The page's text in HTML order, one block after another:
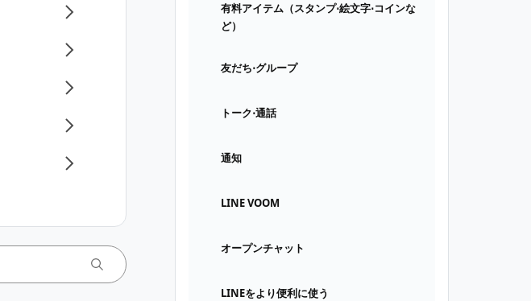
有料アイテム（スタンプ⋅絵文字⋅コインな
ど）
友だち⋅グループ
トーク⋅通話
通知
LINE VOOM
オープンチャット
LINEをより便利に使う